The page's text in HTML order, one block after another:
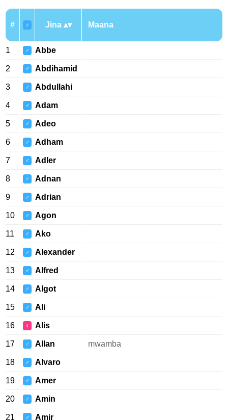
# ♂ Jina Maana
1 ♂ Abbe
2 ♂ Abdihamid
3 ♂ Abdullahi
4 ♂ Adam
5 ♂ Adeo
6 ♂ Adham
7 ♂ Adler
8 ♂ Adnan
9 ♂ Adrian
10 ♂ Agon
11 ♂ Ako
12 ♂ Alexander
13 ♂ Alfred
14 ♂ Algot
15 ♂ Ali
16 ♀ Alis
17 ♂ Allan mwamba
18 ♂ Alvaro
19 ♂ Amer
20 ♂ Amin
21 ♂ Amir